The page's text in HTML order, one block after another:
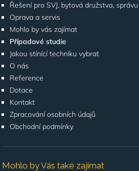
Řešení pro SVJ, bytová družstva,
Oprava a servis
Mohlo by vás zajímat
Případové studie
Jakou stínící techniku vybrat
O nás
Reference
Dotace
Kontakt
Zpracování osobních údajů
Obchodní podmínky
Mohlo by Vás také zajímat